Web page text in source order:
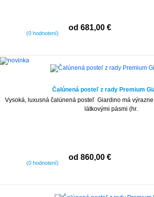
(0 hodnotení)
od 681,00 €
Čalúnená posteľ z rady Premium
Vysoká, luxusná čalúnená posteľ Giardino má
látkovými pásmi (hr.
(0 hodnotení)
od 860,00 €